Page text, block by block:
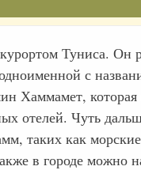
Туниса. Он
с
Хаммамет,
отелей. Чуть
таких как
в городе можно